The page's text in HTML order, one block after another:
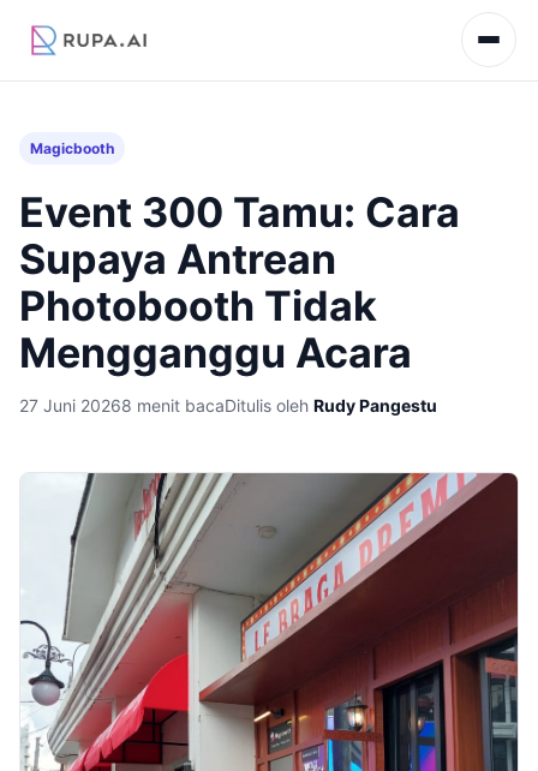
Magicbooth
Event 300 Tamu: Cara
Supaya Antrean
Photobooth Tidak
Mengganggu Acara
27 Juni 20268 menit bacaDitulis oleh Rudy Pangestu